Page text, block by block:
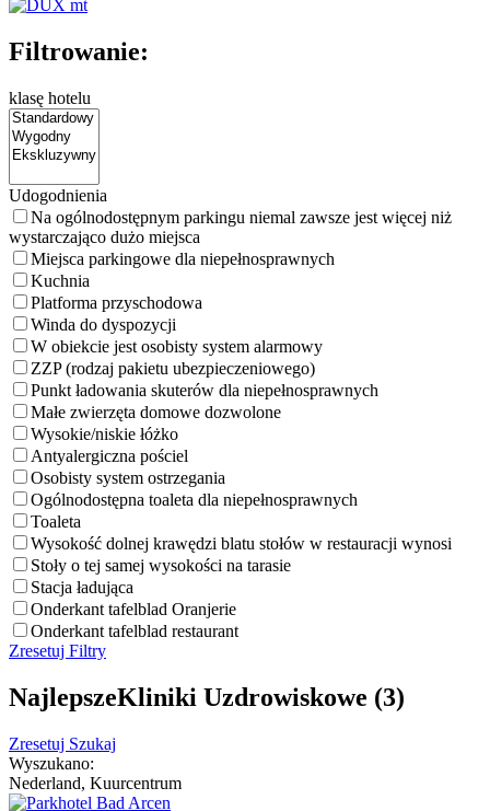
Filtrowanie:
klasę hotelu
Udogodnienia
Na ogólnodostępnym parkingu niemal zawsze jest więcej niż
wystarczająco dużo miejsca
Miejsca parkingowe dla niepełnosprawnych
Kuchnia
Platforma przyschodowa
Winda do dyspozycji
W obiekcie jest osobisty system alarmowy
ZZP (rodzaj pakietu ubezpieczeniowego)
Punkt ładowania skuterów dla niepełnosprawnych
Małe zwierzęta domowe dozwolone
Wysokie/niskie łóżko
Antyalergiczna pościel
Osobisty system ostrzegania
Ogólnodostępna toaleta dla niepełnosprawnych
Toaleta
Wysokość dolnej krawędzi blatu stołów w restauracji wynosi
Stoły o tej samej wysokości na tarasie
Stacja ładująca
Onderkant tafelblad Oranjerie
Onderkant tafelblad restaurant
Zresetuj Filtry
NajlepszeKliniki Uzdrowiskowe (3)
Zresetuj Szukaj
Wyszukano:
Nederland, Kuurcentrum